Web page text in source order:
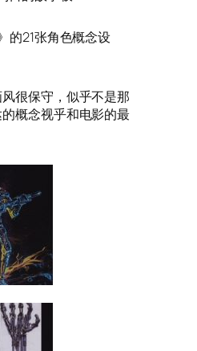
的21张角色概念设
很保守，似乎不是那
概念视乎和电影的最